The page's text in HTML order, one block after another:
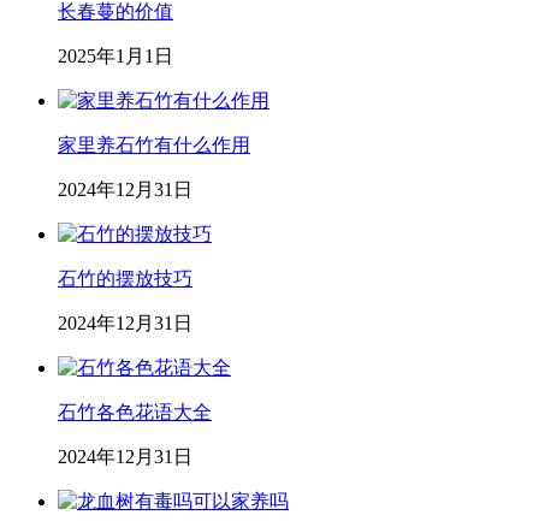
长春蔓的价值
2025年1月1日
家里养石竹有什么作用
2024年12月31日
石竹的摆放技巧
2024年12月31日
石竹各色花语大全
2024年12月31日